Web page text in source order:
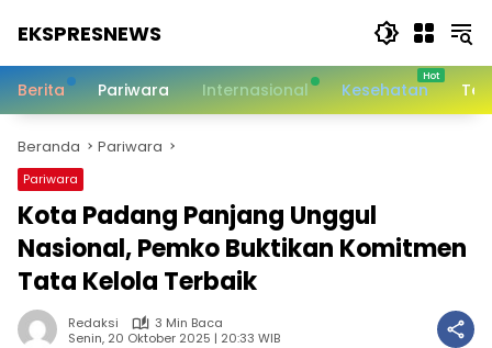
EKSPRESNEWS
Dalam
Berita Pariwara Internasional Kesehatan
Beranda Pariwara
Pariwara
Kota Padang Panjang Unggul
Nasional, Pemko Buktikan Komitmen
Tata Kelola Terbaik
Redaksi
3 Min Baca
Senin, 20 Oktober 2025 | 20:33 WIB